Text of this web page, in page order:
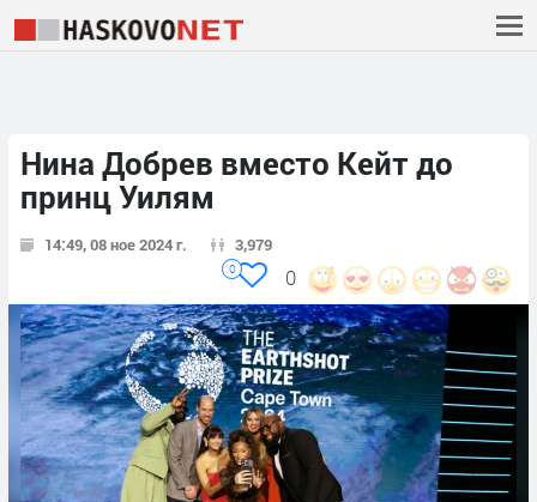
Нина Добрев вместо Кейт до
принц Уилям
14:49, 08 ное 2024 г. 3,979
0
0